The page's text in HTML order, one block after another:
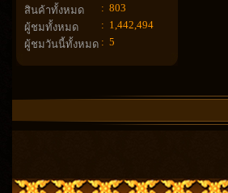
สินค้าทั้งหมด
: 803
ผู้ชมทั้งหมด
: 1,442,494
ผู้ชมวันนี้ทั้งหมด : 5